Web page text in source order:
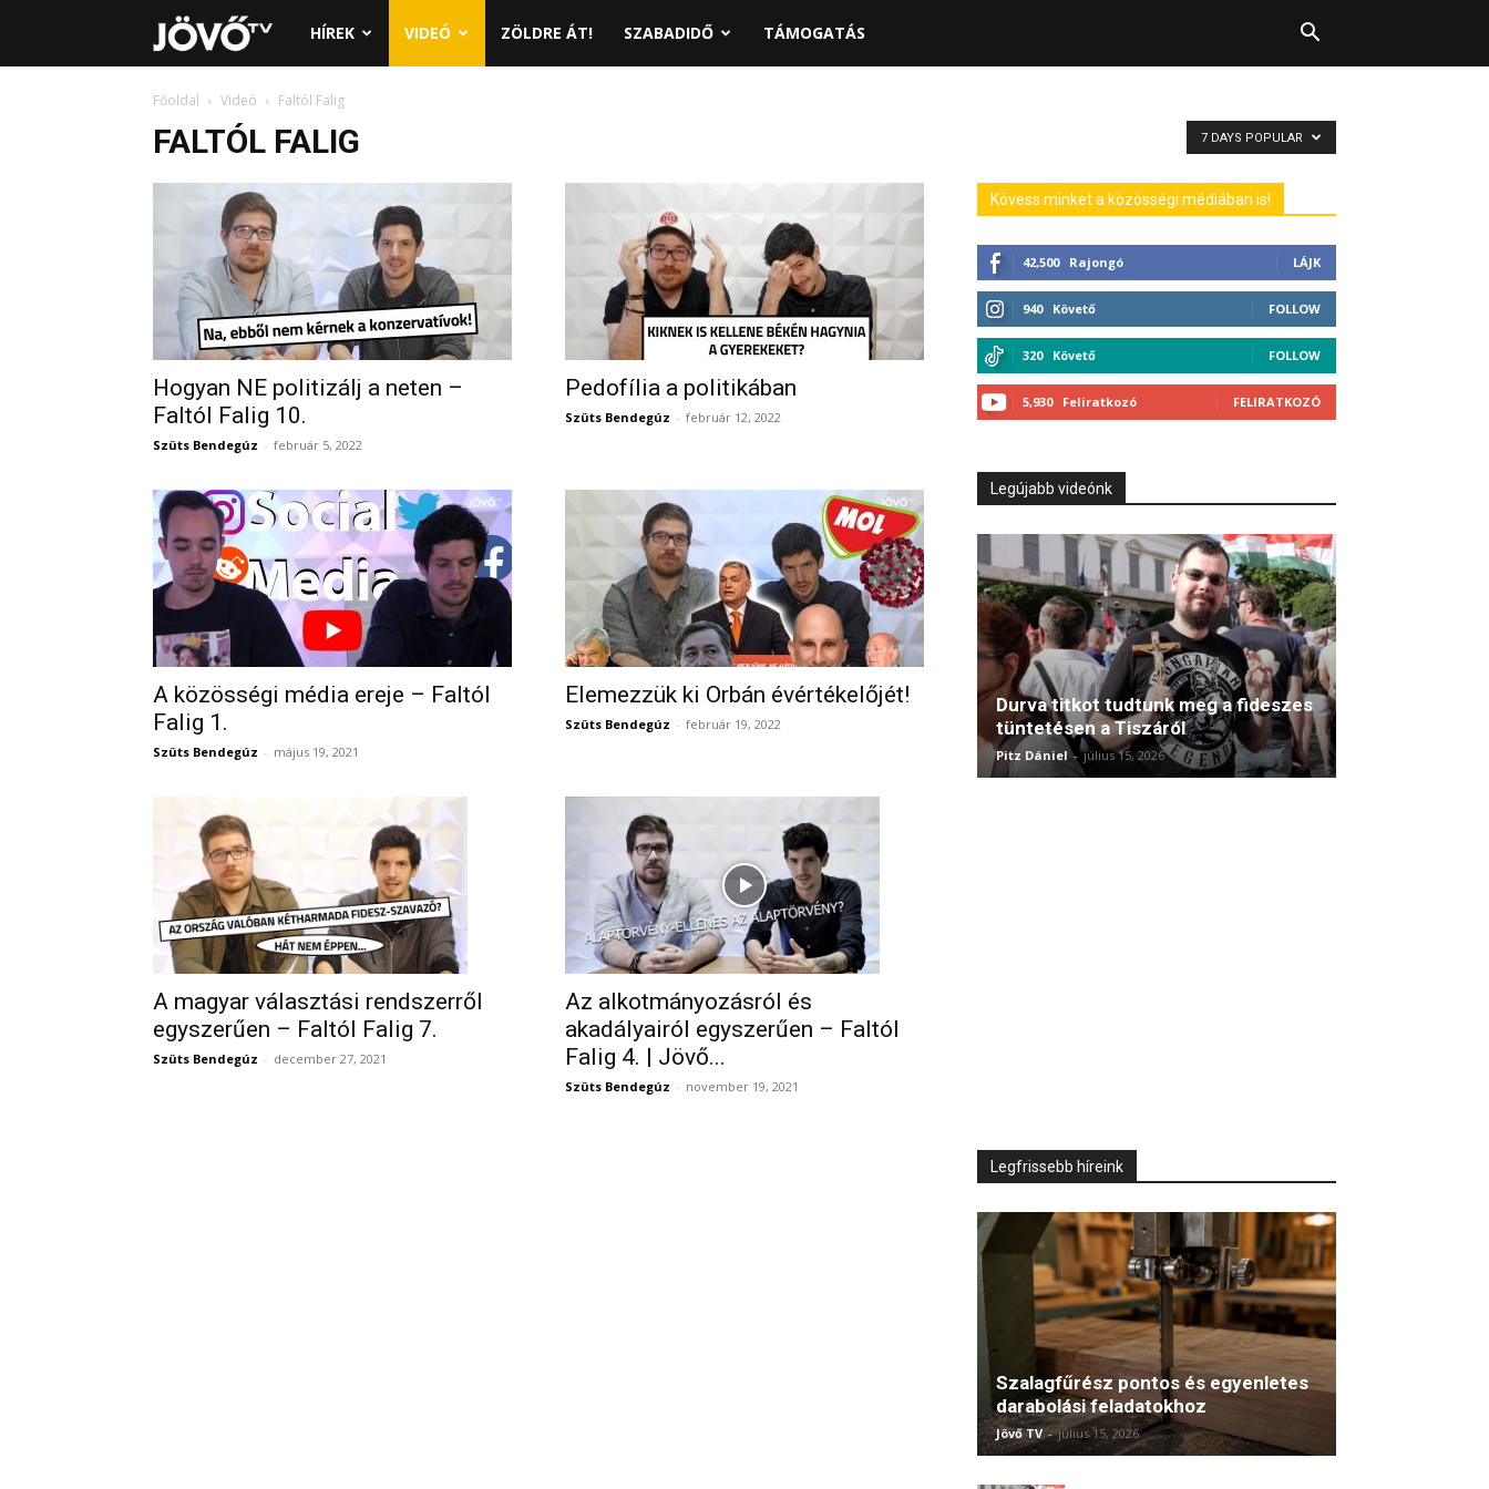
Jövő
TV
HÍREK VIDEÓ ZÖLDRE ÁT! SZABADIDŐ TÁMOGATÁS
Főoldal Videó Faltól Falig
FALTÓL FALIG 7 DAYS POPULAR
Hogyan NE politizálj a neten –
Faltól Falig 10.
Szüts Bendegúz - február 5, 2022
Pedofília a politikában
Szüts Bendegúz - február 12, 2022
A közösségi média ereje – Faltól
Falig 1.
Szüts Bendegúz - május 19, 2021
Elemezzük ki Orbán évértékelőjét!
Szüts Bendegúz - február 19, 2022
A magyar választási rendszerről
egyszerűen – Faltól Falig 7.
Szüts Bendegúz - december 27, 2021
Az alkotmányozásról és
akadályairól egyszerűen – Faltól
Falig 4. | Jövő...
Szüts Bendegúz - november 19, 2021
Kövess minket a közösségi médiában is!
42,500 Rajongó LÁJK
940 Követő FOLLOW
320 Követő FOLLOW
5,930 Feliratkozó FELIRATKOZÓ
Legújabb videónk
Durva titkot tudtunk meg a fideszes
tüntetésen a Tiszáról
Pitz Dániel - július 15, 2026
Legfrissebb híreink
Szalagfűrész pontos és egyenletes
darabolási feladatokhoz
Jövő TV - július 15, 2026